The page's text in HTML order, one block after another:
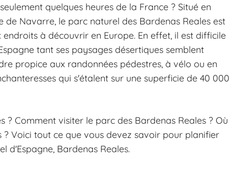
quelques heures de la France ? Situé en
de Navarre, le parc naturel des Bardenas Reales est
à découvrir en Europe. En effet, il est difficile
tant ses paysages désertiques semblent
propice aux randonnées pédestres, à vélo ou en
qui s'étalent sur une superficie de 40 000
? Comment visiter le parc des Bardenas Reales ? Où
Voici tout ce que vous devez savoir pour planifier
d'Espagne, Bardenas Reales.